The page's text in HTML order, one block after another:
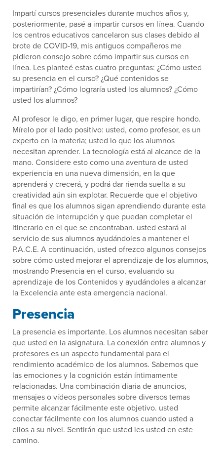
Impartí cursos presenciales durante muchos años y,
posteriormente, pasé a impartir cursos en línea. Cuando
los centros educativos cancelaron sus clases debido al
brote de COVID-19, mis antiguos compañeros me
pidieron consejo sobre cómo impartir sus cursos en
línea. Les planteé estas cuatro preguntas: ¿Cómo usted
su presencia en el curso? ¿Qué contenidos se
impartirían? ¿Cómo lograría usted los alumnos? ¿Cómo
usted los alumnos?
Al profesor le digo, en primer lugar, que respire hondo.
Mírelo por el lado positivo: usted, como profesor, es un
experto en la materia; usted lo que los alumnos
necesitan aprender. La tecnología está al alcance de la
mano. Considere esto como una aventura de usted
experiencia en una nueva dimensión, en la que
aprenderá y crecerá, y podrá dar rienda suelta a su
creatividad aún sin explotar. Recuerde que el objetivo
final es que los alumnos sigan aprendiendo durante esta
situación de interrupción y que puedan completar el
itinerario en el que se encontraban. usted estará al
servicio de sus alumnos ayudándoles a mantener el
P.A.C.E. A continuación, usted ofrezco algunos consejos
sobre cómo usted mejorar el aprendizaje de los alumnos,
mostrando Presencia en el curso, evaluando su
aprendizaje de los Contenidos y ayudándoles a alcanzar
la Excelencia ante esta emergencia nacional.
Presencia
La presencia es importante. Los alumnos necesitan saber
que usted en la asignatura. La conexión entre alumnos y
profesores es un aspecto fundamental para el
rendimiento académico de los alumnos. Sabemos que
las emociones y la cognición están íntimamente
relacionadas. Una combinación diaria de anuncios,
mensajes o vídeos personales sobre diversos temas
permite alcanzar fácilmente este objetivo. usted
conectar fácilmente con los alumnos cuando usted a
ellos a su nivel. Sentirán que usted les usted en este
camino.